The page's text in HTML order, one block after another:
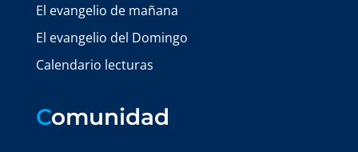
El evangelio de mañana
El evangelio del Domingo
Calendario lecturas
Comunidad